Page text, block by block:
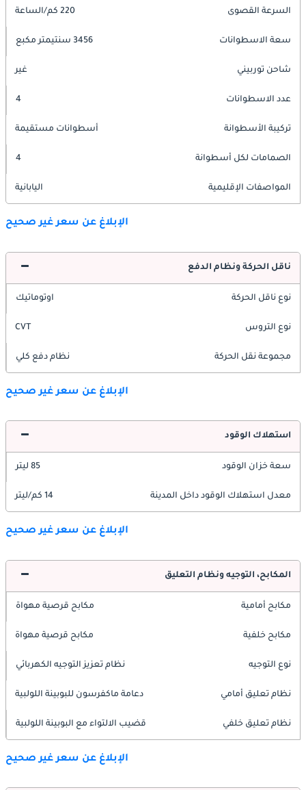
السرعة القصوى 220 كم/الساعة
سعة الاسطوانات 3456 سنتيمتر مكبع
شاحن توربيني غير
عدد الاسطوانات 4
تركيبة الأسطوانة أسطوانات مستقيمة
الصمامات لكل أسطوانة 4
المواصفات الإقليمية اليابانية
الإبلاغ عن سعر غير صحيح
ناقل الحركة ونظام الدفع
نوع ناقل الحركة اوتوماتيك
نوع التروس CVT
مجموعة نقل الحركة نظام دفع كلي
الإبلاغ عن سعر غير صحيح
استهلاك الوقود
سعة خزان الوقود 85 ليتر
معدل استهلاك الوقود داخل المدينة 14 كم/ليتر
الإبلاغ عن سعر غير صحيح
المكابح، التوجيه ونظام التعليق
مكابح أمامية مكابح قرصية مهواة
مكابح خلفية مكابح قرصية مهواة
نوع التوجيه نظام تعزيز التوجيه الكهربائي
نظام تعليق أمامي دعامة ماكفرسون للبوبينة اللولبية
نظام تعليق خلفي قضيب الالتواء مع البوبينة اللولبية
الإبلاغ عن سعر غير صحيح